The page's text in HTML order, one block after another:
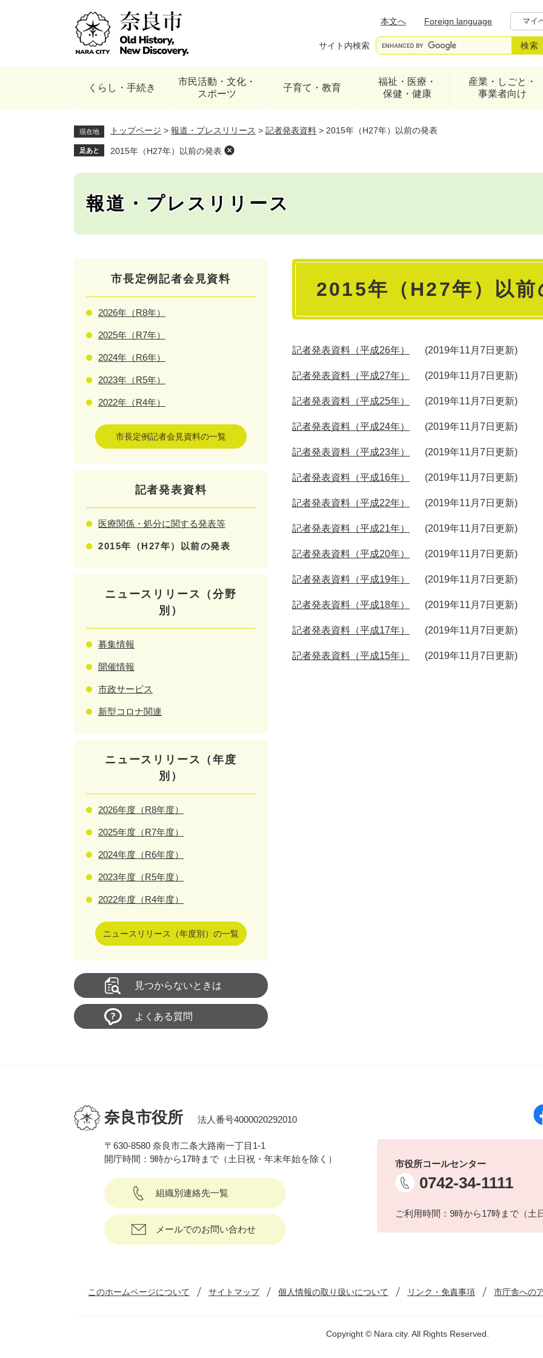
本文へ
Foreign language マイ
サイト内検索
くらし・手続き
市民活動・文化・
スポーツ
子育て・教育
福祉・医療・
保健・健康
産業・しごと・
事業者向け
現在地 トップページ > 報道・プレスリリース > 記者発表資料 > 2015年（H27年）以前の発表
足あと 2015年（H27年）以前の発表
報道・プレスリリース
本
2015年（H27年）以前
記者発表資料（平成26年） 2019年11月7日更新
記者発表資料（平成27年） 2019年11月7日更新
記者発表資料（平成25年） 2019年11月7日更新
記者発表資料（平成24年） 2019年11月7日更新
記者発表資料（平成23年） 2019年11月7日更新
記者発表資料（平成16年） 2019年11月7日更新
記者発表資料（平成22年） 2019年11月7日更新
記者発表資料（平成21年） 2019年11月7日更新
記者発表資料（平成20年） 2019年11月7日更新
記者発表資料（平成19年） 2019年11月7日更新
記者発表資料（平成18年） 2019年11月7日更新
記者発表資料（平成17年） 2019年11月7日更新
記者発表資料（平成15年） 2019年11月7日更新
市長定例記者会見資料
2026年（R8年）
2025年（R7年）
2024年（R6年）
2023年（R5年）
2022年（R4年）
市長定例記者会見資料の一覧
記者発表資料
医療関係・処分に関する発表等
2015年（H27年）以前の発表
ニュースリリース（分野
別）
募集情報
開催情報
市政サービス
新型コロナ関連
ニュースリリース（年度
別）
2026年度（R8年度）
2025年度（R7年度）
2024年度（R6年度）
2023年度（R5年度）
2022年度（R4年度）
ニュースリリース（年度別）の一覧
見つからないときは
よくある質問
奈良市役所 法人番号4000020292010
〒630-8580 奈良市二条大路南一丁目1-1
開庁時間：9時から17時まで（土日祝・年末年始を除く）
組織別連絡先一覧
メールでのお問い合わせ
市役所コールセンター
0742-34-1111
ご利用時間：9時から17時まで（土
このホームページについて サイトマップ 個人情報の取り扱いについて リンク・免責事項 市庁舎への
Copyright © Nara city. All Rights Reserved.